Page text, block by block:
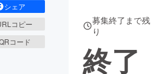
シェア
コピー
コード
募集終了まで残
り
終了